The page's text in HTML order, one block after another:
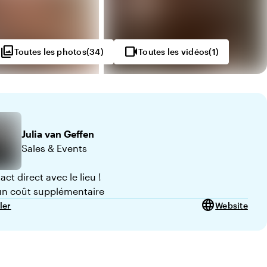
photo_libraryToutes les photos(34) videocamToutes les vidéos(1)
Julia van Geffen
Sales & Events
direct avec le lieu !
coût supplémentaire
languageWebsite